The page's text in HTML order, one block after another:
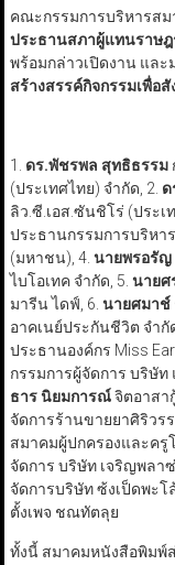
คณะกรรมการบริหารสม
ประธานสภาผู้แทนราษ
พร้อมกล่าวเปิดงาน และ
สร้างสรรค์กิจกรรมเพื่อ
1. ดร.พัชรพล สุทธิธรรม
(ประเทศไทย) จำกัด, 2.
ลิว.ซี.เอส.ซันชิโร่ (ประเ
ประธานกรรมการบริหา
(มหาชน), 4. นายพรอรั
ไบโอเทค จำกัด, 5. นายศ
มารีน ไดฟ์, 6. นายศมา
อาคเนย์ประกันชีวิต จำกั
ประธานองค์กร Miss
กรรมการผู้จัดการ บริษัท
ธาร นิยมการณ์จิตอาสา
จัดการร้านขายยาศิริวร
สมาคมผู้ปกครองและครู
จัดการ บริษัท เจริญพลา
จัดการบริษัท ซ้งเป็ดพะโ
ตั้งเพจ ชณทัตลุย
ทั้งนี้ สมาคมหนังสือพิมพ์